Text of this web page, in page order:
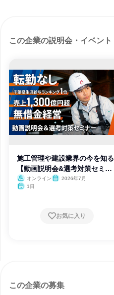
この企業の説明会・イベント
施工管理や建設業界の今を知る
【動画説明会&選考対策セミナ
ー】オンライン
2026年7月
1日
お気に入り
この企業の募集